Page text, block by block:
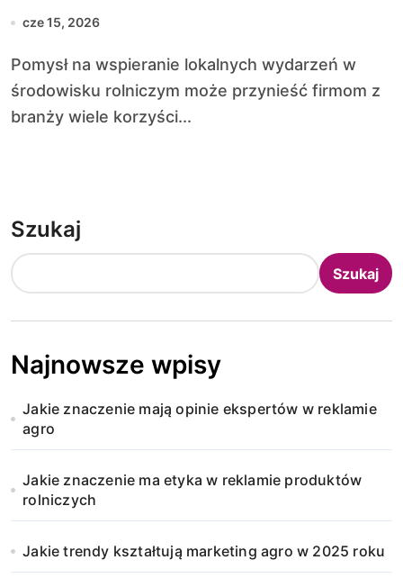
cze 15, 2026
Pomysł na wspieranie lokalnych wydarzeń w
środowisku rolniczym może przynieść firmom z
branży wiele korzyści...
Szukaj
Szukaj
Najnowsze wpisy
Jakie znaczenie mają opinie ekspertów w reklamie
agro
Jakie znaczenie ma etyka w reklamie produktów
rolniczych
Jakie trendy kształtują marketing agro w 2025 roku